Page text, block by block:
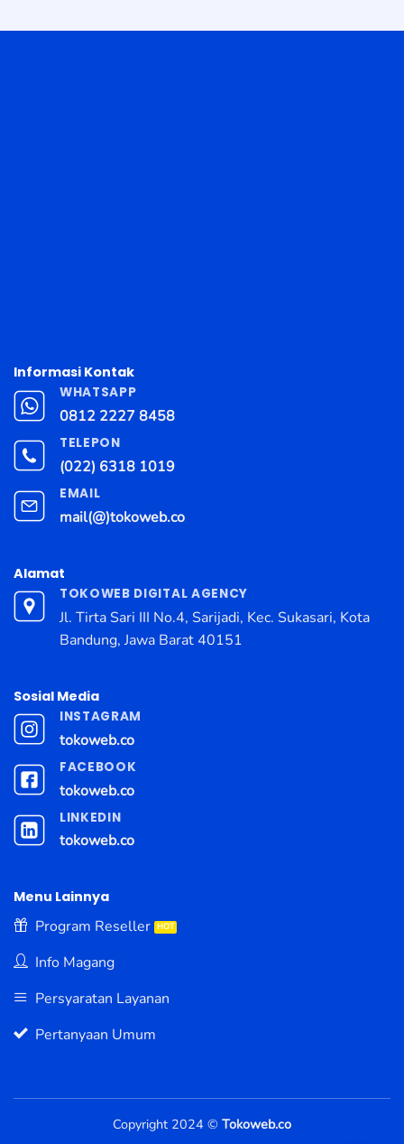
Informasi Kontak
WHATSAPP
0812 2227 8458
TELEPON
(022) 6318 1019
EMAIL
mail(@)tokoweb.co
Alamat
TOKOWEB DIGITAL AGENCY
Jl. Tirta Sari III No.4, Sarijadi, Kec. Sukasari, Kota
Bandung, Jawa Barat 40151
Sosial Media
INSTAGRAM
tokoweb.co
FACEBOOK
tokoweb.co
LINKEDIN
tokoweb.co
Menu Lainnya
Program Reseller
Info Magang
Persyaratan Layanan
Pertanyaan Umum
Copyright 2024 © Tokoweb.co